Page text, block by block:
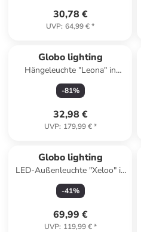
30,78 €
UVP: 64,99 €*
Globo lighting
Hängeleuchte "Leona" in
Schwarz/ Hellbraun - (L)33,5
x (B)35 x (H)120 cm
-81%
32,98 €
UVP: 179,99 €*
Globo lighting
LED-Außenleuchte "Xeloo" in
Schwarz - (B)10 x (H)42 cm
-41%
69,99 €
UVP: 119,99 €*